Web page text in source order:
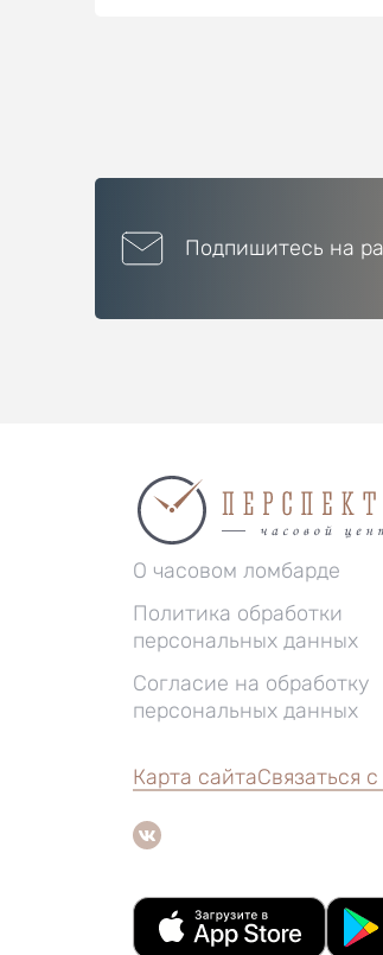
Подпишитесь на
О часовом ломбарде
Политика обработки
персональных данных
Согласие на обработку
персональных данных
Карта сайтаСвязаться